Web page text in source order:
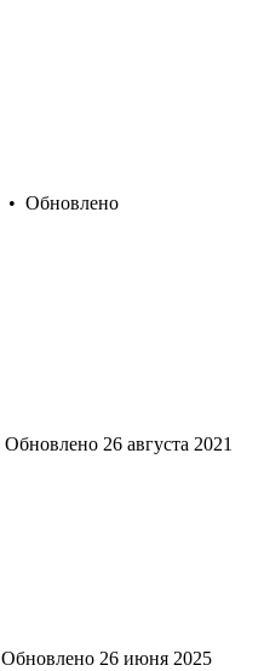
• Обновлено
Обновлено 26 августа 2021
Обновлено 26 июня 2025